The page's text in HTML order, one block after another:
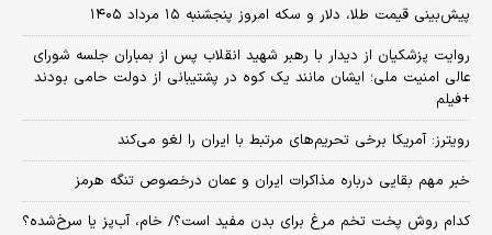
پیش‌بینی قیمت طلا، دلار و سکه امروز پنجشنبه ۱۵ مرداد ۱۴۰۵
روایت پزشکیان از دیدار با رهبر شهید انقلاب پس از بمباران جلسه شورای
عالی امنیت ملی؛ ایشان مانند یک کوه در پشتیبانی از دولت حامی بودند
+فیلم
رویترز: آمریکا برخی تحریم‌های مرتبط با ایران را لغو می‌کند
خبر مهم بقایی درباره مذاکرات ایران و عمان درخصوص تنگه هرمز
کدام روش پخت تخم مرغ برای بدن مفید است؟/ خام، آب‌پز یا سرخ‌شده؟